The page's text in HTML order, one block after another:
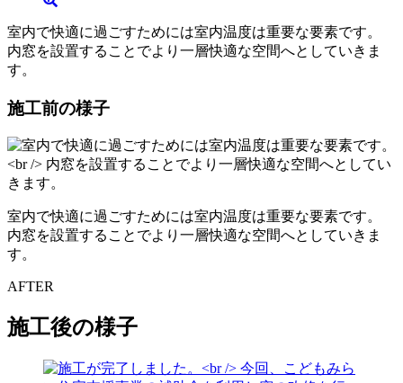
室内で快適に過ごすためには室内温度は重要な要素です。
内窓を設置することでより一層快適な空間へとしていきま
す。
施工前の様子
室内で快適に過ごすためには室内温度は重要な要素です。
内窓を設置することでより一層快適な空間へとしていきま
す。
AFTER
施工後の様子